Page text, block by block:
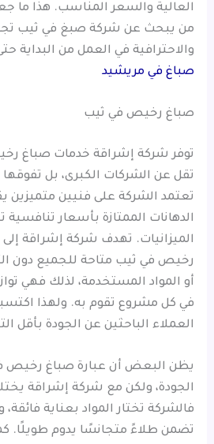
العالية والسعر المناسب. هذا ما
من يبحث عن شركة صبغ في ثيب تجمع
والاحترافية في العمل من البداية
صباغ في مريشيد
صباغ رخيص في ثيب
توفر شركة إشراقة خدمات صباغ
تقل عن الشركات الكبرى، بل تفوقها
تعتمد الشركة على فنيين
الدهانات الممتازة بأسعار
الميزانيات. تهدف شركة إشراقة
رخيص في ثيب متاحة للجميع دون
أو المواد المستخدمة، لذلك فهي
في كل مشروع تقوم به. ولهذا
العملاء الباحثين عن الجودة بأقل
يظن البعض أن عبارة صباغ
الجودة، ولكن مع شركة إشراقة
فالشركة تختار المواد بعناية
تضمن طلاءً متجانسًا يدوم طويلًا.